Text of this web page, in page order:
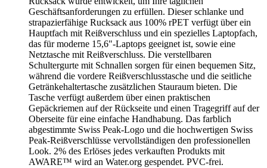
Geschäftsanforderungen zu erfüllen. Dieser schlanke und
strapazierfähige Rucksack aus 100% rPET verfügt über ein
Hauptfach mit Reißverschluss und ein spezielles Laptopfach,
das für moderne 15,6"-Laptops geeignet ist, sowie eine
Netztasche mit Reißverschluss. Die verstellbaren
Schultergurte mit Schnallen sorgen für einen bequemen Sitz,
während die vordere Reißverschlusstasche und die seitliche
Getränkehaltertasche zusätzlichen Stauraum bieten. Die
Tasche verfügt außerdem über einen praktischen
Gepäckriemen auf der Rückseite und einen Tragegriff auf der
Oberseite für eine einfache Handhabung. Das farblich
abgestimmte Swiss Peak-Logo und die hochwertigen Swiss
Peak-Reißverschlüsse vervollständigen den professionellen
Look. 2% des Erlöses jedes verkauften Produkts mit
AWARE™ wird an Water.org gespendet. PVC-frei.